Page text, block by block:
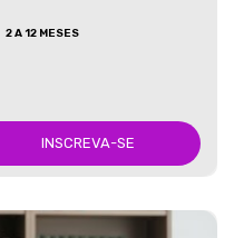
2 A 12 MESES
INSCREVA-SE